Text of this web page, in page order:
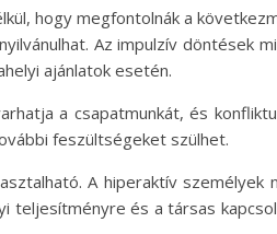
hogy megfontolnák a
Az impulzív döntések
ajánlatok esetén.
a csapatmunkát, és
feszültségeket szülhet.
A hiperaktív személyek
teljesítményre és a társas